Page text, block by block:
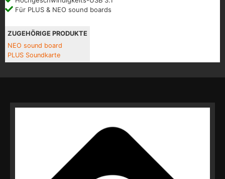
Für PLUS & NEO sound boards
ZUGEHÖRIGE PRODUKTE
NEO sound board
PLUS Soundkarte